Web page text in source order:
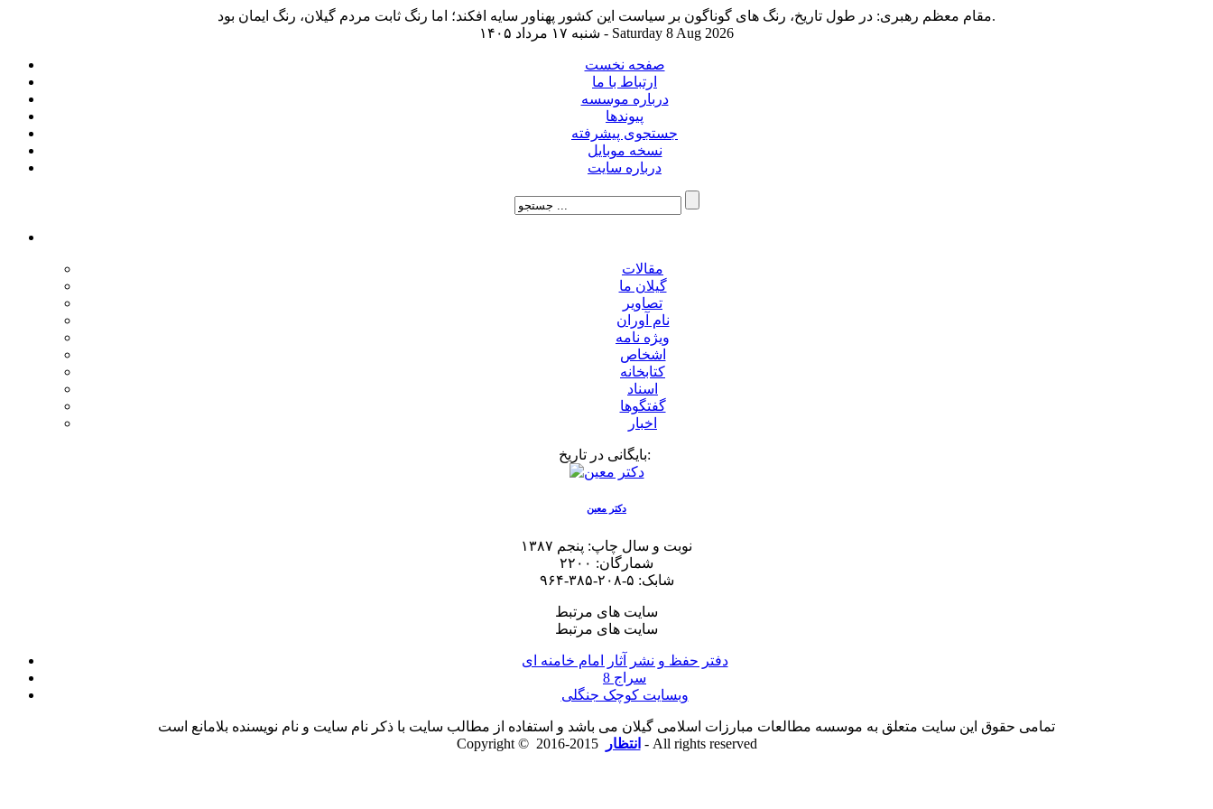
مقام معظم رهبری: در طول تاریخ، رنگ های گوناگون بر سیاست این کشور پهناور سایه افکند؛ اما رنگ ثابت مردم گیلان، رنگ ایمان بود.
شنبه ۱۷ مرداد ۱۴۰۵ - Saturday 8 Aug 2026
صفحه نخست
ارتباط با ما
درباره موسسه
پیوندها
جستجوی پیشرفته
نسخه موبایل
درباره سایت
مقالات
گیلان ما
تصاویر
نام آوران
ویژه نامه
اشخاص
کتابخانه
اسناد
گفتگوها
اخبار
بایگانی در تاریخ:
دکتر معین
نوبت و سال چاپ: پنجم ۱۳۸۷
شمارگان: ۲۲۰۰
شابک: ۵-۲۰۸-۳۸۵-۹۶۴
سایت های مرتبط
سایت های مرتبط
دفتر حفظ و نشر آثار امام خامنه ای
سراج 8
وبسایت کوچک جنگلی
تمامی حقوق این سایت متعلق به موسسه مطالعات مبارزات اسلامی گیلان می باشد و استفاده از مطالب سایت با ذکر نام سایت و نام نویسنده بلامانع است
Copyright ©
انتظار 2015-2016 - All rights reserved